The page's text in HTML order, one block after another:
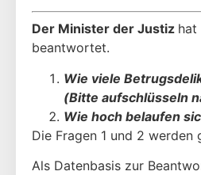
Der Minister der Justiz hat
beantwortet.
Wie viele
(Bitte aufschlüsseln
Wie hoch belaufen
Die Fragen 1 und 2
Als Datenbasis zur